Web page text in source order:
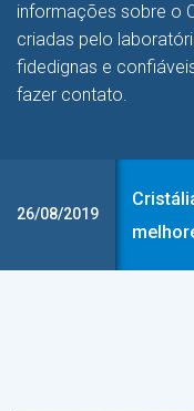
informações sobre o
criadas pelo
fidedignas e
fazer contato.
26/08/2019